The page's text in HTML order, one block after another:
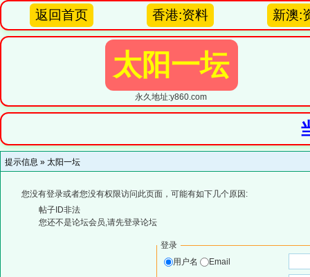
返回首页 香港:资料 新澳:
太阳一坛
永久地址:y860.com
提示信息 » 太阳一坛
您没有登录或者您没有权限访问此页面，可能有如下几个原因:
帖子ID非法
您还不是论坛会员,请先登录论坛
登录
用户名
Email